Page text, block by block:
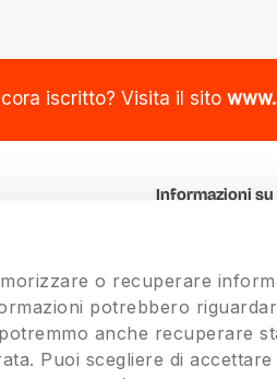
o recuperare
potrebbero
anche recuperare
Puoi scegliere di
iscritto? Visita il sito
Informazioni su
Lavora con noi